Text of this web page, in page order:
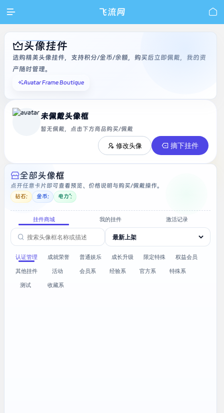
 飞流网 
头像挂件
选购精美头像挂件，支持积分/金币/余额，购买后立即佩戴，我的资
产随时管理。
Avatar Frame Boutique
未佩戴头像框
暂无佩戴，点击下方商品购买/佩戴
修改头像 摘下挂件
全部头像框
点开任意卡片即可查看预览、价格说明与购买/佩戴操作。
钻石: 金币: 电力°:
挂件商城 我的挂件 激活记录
认证管理 成就荣誉 普通娱乐 成长升级 限定特殊
权益会员
其他挂件
活动 会员系 经验系 官方系
特殊系
测试
收藏系